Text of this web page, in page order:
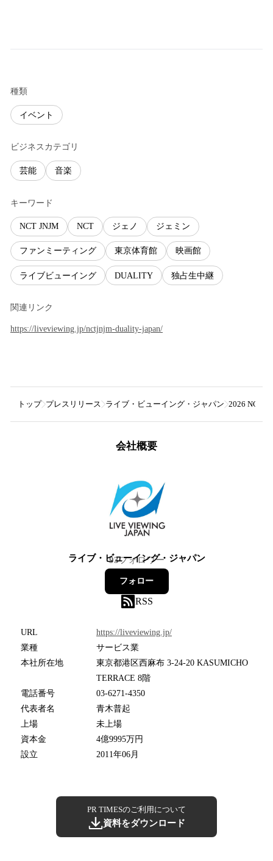
種類
イベント
ビジネスカテゴリ
芸能 音楽
キーワード
NCT JNJM NCT ジェノ ジェミン
ファンミーティング 東京体育館 映画館
ライブビューイング DUALITY 独占生中継
関連リンク
https://liveviewing.jp/nctjnjm-duality-japan/
トップ プレスリリース ライブ・ビューイング・ジャパン 2026 NCT
会社概要
ライブ・ビューイング・ジャパン
93フォロワー
フォロー
RSS
URL
https://liveviewing.jp/
業種
サービス業
本社所在地
東京都港区西麻布 3-24-20 KASUMICHO
TERRACE 8階
電話番号
03-6271-4350
代表者名
青木普起
上場
未上場
資本金
4億9995万円
設立
2011年06月
PR TIMESのご利用について
資料をダウンロード